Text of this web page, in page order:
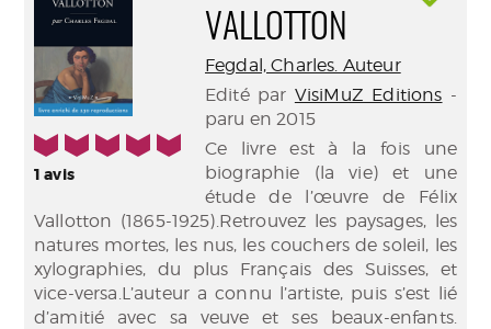
5/5
1avis
VALLOTTON
Fegdal, Charles. Auteur
Edité par VisiMuZ Editions -
paru en 2015
Ce livre est à la fois une
biographie (la vie) et une
étude de l’œuvre de Félix
Vallotton (1865-1925).Retrouvez les paysages, les
natures mortes, les nus, les couchers de soleil, les
xylographies, du plus Français des Suisses, et
vice-versa.L’auteur a connu l’artiste, puis s’est lié
d’amitié avec sa veuve et ses beaux-enfants.